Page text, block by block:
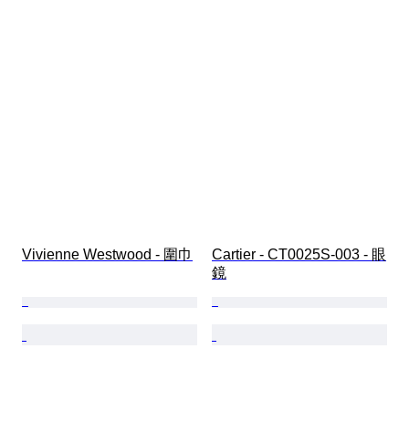
Vivienne Westwood - 圍巾
Cartier - CT0025S-003 - 眼
鏡